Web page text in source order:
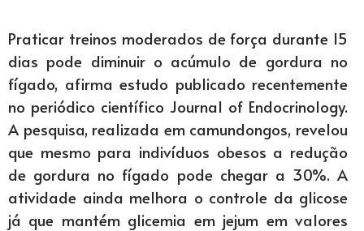
Praticar treinos moderados de força durante 15
dias pode diminuir o acúmulo de gordura no
fígado, afirma estudo publicado recentemente
no periódico científico Journal of Endocrinology.
A pesquisa, realizada em camundongos, revelou
que mesmo para indivíduos obesos a redução
de gordura no fígado pode chegar a 30%. A
atividade ainda melhora o controle da glicose
já que mantém glicemia em jejum em valores